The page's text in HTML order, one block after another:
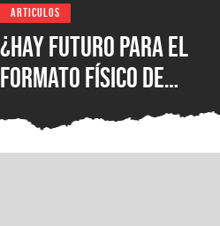
ARTICULOS
¿Hay futuro para el
formato físico de
videojuegos en México?
Entrevista con Iván